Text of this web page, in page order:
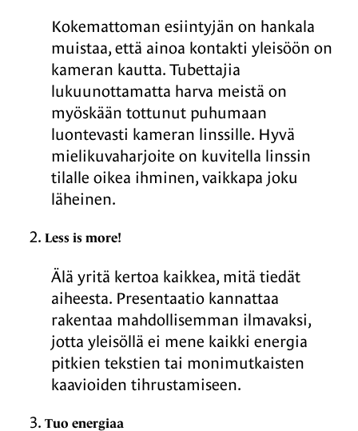
Kokemattoman esiintyjän on hankala
muistaa, että ainoa kontakti yleisöön on
kameran kautta. Tubettajia
lukuunottamatta harva meistä on
myöskään tottunut puhumaan
luontevasti kameran linssille. Hyvä
mielikuvaharjoite on kuvitella linssin
tilalle oikea ihminen, vaikkapa joku
läheinen.
Less is more!
Älä yritä kertoa kaikkea, mitä tiedät
aiheesta. Presentaatio kannattaa
rakentaa mahdollisemman ilmavaksi,
jotta yleisöllä ei mene kaikki energia
pitkien tekstien tai monimutkaisten
kaavioiden tihrustamiseen.
Tuo energiaa